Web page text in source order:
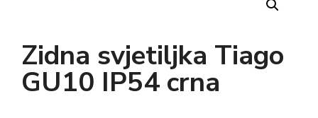
Zidna svjetiljka Tiago
GU10 IP54 crna